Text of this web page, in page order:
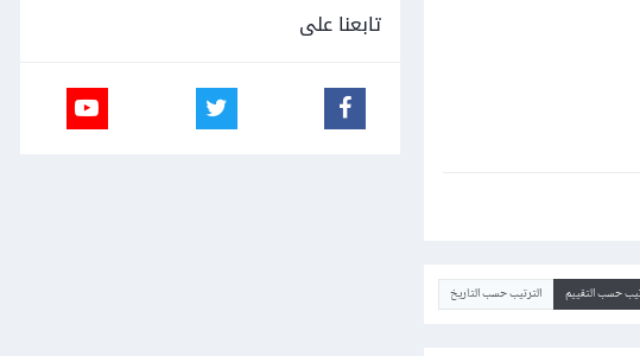
حسب التقييم الترتيب حسب التاريخ
تابعنا على